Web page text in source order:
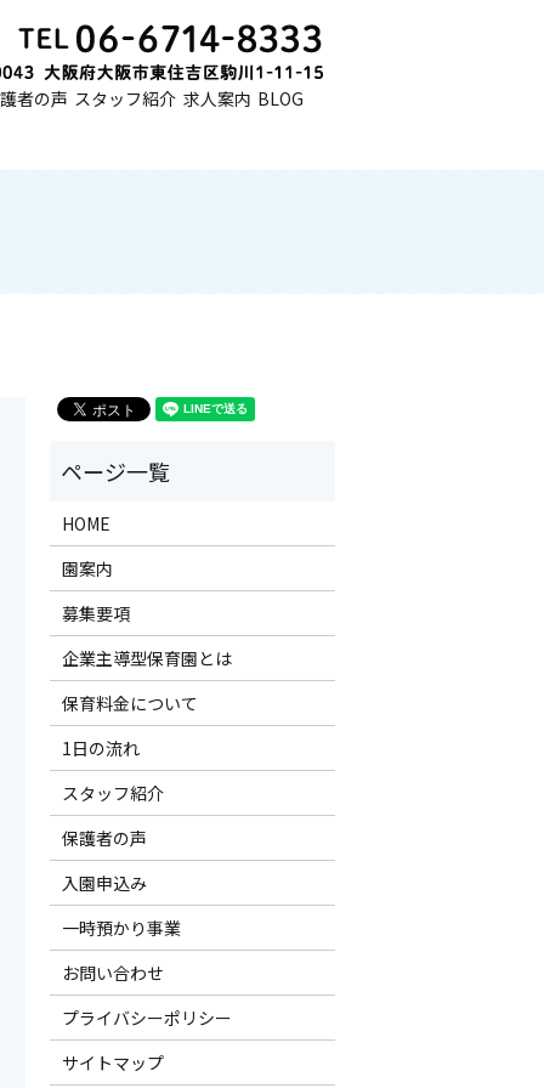
者の声 スタッフ紹介 求人案内 BLOG
HOME
園案内
募集要項
企業主導型保育園とは
保育料金について
1日の流れ
スタッフ紹介
保護者の声
入園申込み
一時預かり事業
お問い合わせ
プライバシーポリシー
サイトマップ